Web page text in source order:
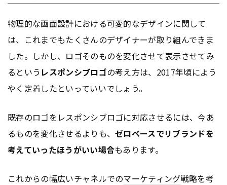
物理的な画面設計における可変的なデザインに関して
は、これまでもたくさんのデザイナーが取り組んできま
した。しかし、ロゴそのものを変化させて表示させてみ
るという レスポンシブロゴの考え方は、2017年頃によう
やく定着したといっていいでしょう。
既存のロゴをレスポンシブロゴに対応させるには、今あ
るものを変化させるよりも、ゼロベースでリブランドを
考えていったほうがいい場合もあります。
これからの幅広いチャネルでのマーケティング戦略を考